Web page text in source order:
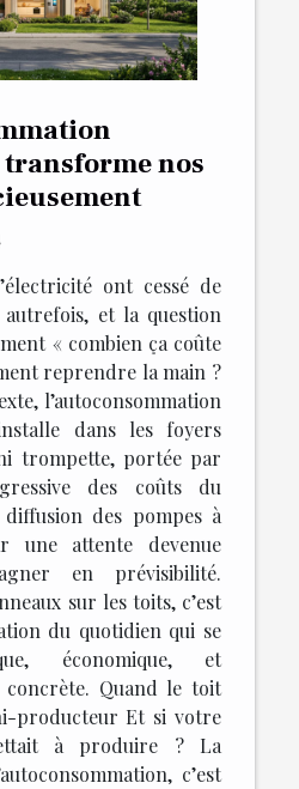
nos
ont cessé de
autrefois, et la question
« combien ça coûte
reprendre la main ?
l’autoconsommation
dans les foyers
trompette, portée par
des coûts du
des pompes à
une attente devenue
en prévisibilité.
sur les toits, c’est
du quotidien qui se
économique, et
concrète. Quand le toit
producteur Et si votre
à produire ? La
c’est